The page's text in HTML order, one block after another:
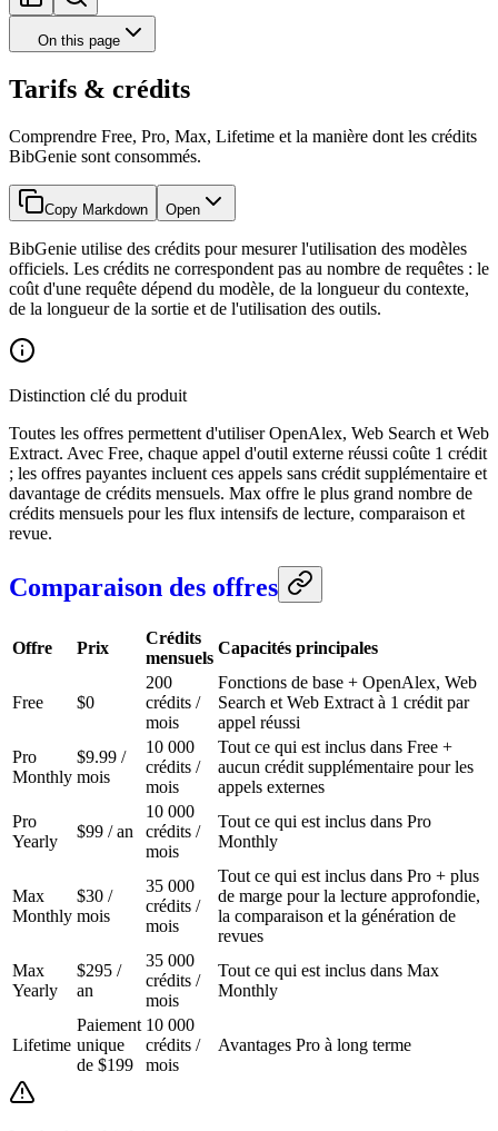
On this page
Tarifs & crédits
Comprendre Free, Pro, Max, Lifetime et la manière dont les crédits
BibGenie sont consommés.
Copy Markdown Open
BibGenie utilise des crédits pour mesurer l'utilisation des modèles
officiels. Les crédits ne correspondent pas au nombre de requêtes : le
coût d'une requête dépend du modèle, de la longueur du contexte,
de la longueur de la sortie et de l'utilisation des outils.
Distinction clé du produit
Toutes les offres permettent d'utiliser OpenAlex, Web Search et Web
Extract. Avec Free, chaque appel d'outil externe réussi coûte 1 crédit
; les offres payantes incluent ces appels sans crédit supplémentaire et
davantage de crédits mensuels. Max offre le plus grand nombre de
crédits mensuels pour les flux intensifs de lecture, comparaison et
revue.
Comparaison des offres
Offre Prix
Crédits
mensuels
Capacités principales
Free $0
200
crédits /
mois
Fonctions de base + OpenAlex, Web
Search et Web Extract à 1 crédit par
appel réussi
Pro
Monthly
$9.99 /
mois
10 000
crédits /
mois
Tout ce qui est inclus dans Free +
aucun crédit supplémentaire pour les
appels externes
Pro
Yearly
$99 / an
10 000
crédits /
mois
Tout ce qui est inclus dans Pro
Monthly
Max
Monthly
$30 /
mois
35 000
crédits /
mois
Tout ce qui est inclus dans Pro + plus
de marge pour la lecture approfondie,
la comparaison et la génération de
revues
Max
Yearly
$295 /
an
35 000
crédits /
mois
Tout ce qui est inclus dans Max
Monthly
Lifetime
Paiement
unique
de $199
10 000
crédits /
mois
Avantages Pro à long terme